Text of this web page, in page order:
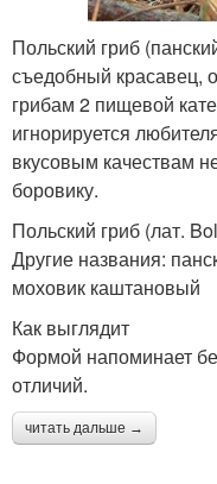
Польский гриб
съедобный красавец,
грибам 2 пищевой
игнорируется
вкусовым качествам
боровику.
Польский гриб (лат.
Другие названия:
моховик каштановый
Как выглядит
Формой напоминает
отличий.
читать дальше →